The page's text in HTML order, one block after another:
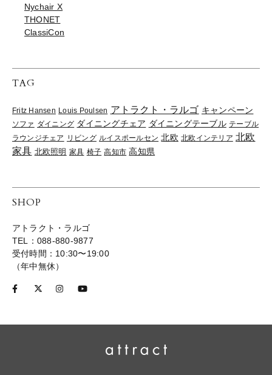
Nychair X
THONET
ClassiCon
TAG
Fritz Hansen Louis Poulsen アトラクト・ラルゴ キャンペーン
ソファ ダイニング ダイニングチェア ダイニングテーブル テーブル
ラウンジチェア リビング ルイスポールセン 北欧 北欧インテリア 北欧
家具 北欧照明 家具 椅子 高知市 高知県
SHOP
アトラクト・ラルゴ
TEL：088-880-9877
受付時間：10:30〜19:00
（年中無休）